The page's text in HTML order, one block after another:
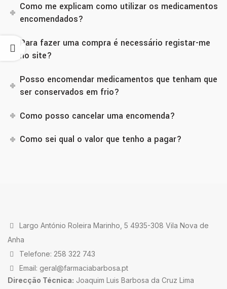
Como me explicam como utilizar os medicamentos
encomendados?
Para fazer uma compra é necessário registar-me
no site?
Posso encomendar medicamentos que tenham que
ser conservados em frio?
Como posso cancelar uma encomenda?
Como sei qual o valor que tenho a pagar?
Largo António Roleira Marinho, 5 4935-308 Vila Nova de
Anha
Telefone: 258 322 743
Email: geral@farmaciabarbosa.pt
Direcção Técnica: Joaquim Luis Barbosa da Cruz Lima